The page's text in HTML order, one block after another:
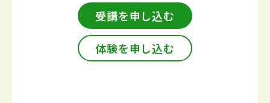
受講を申し込む
体験を申し込む